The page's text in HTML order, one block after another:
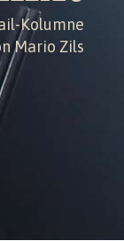
Kolumne
Mario Zils